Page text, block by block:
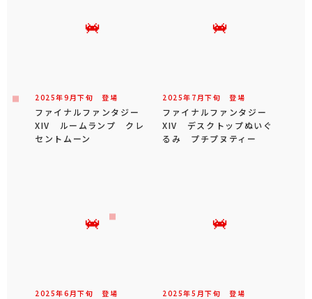
2025年9 月下旬 登場
ファイナルファンタジー
XIV ルームランプ クレ
セントムーン
2025年 7 月下旬 登場
ファイナルファンタジー
XIV デスクトップぬいぐ
るみ プチプヌティー
2025年6 月下旬 登場 2025年5 月下旬 登場